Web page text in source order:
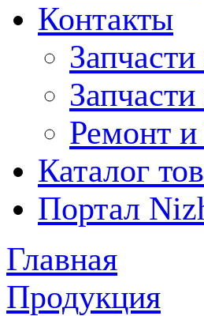
Контакты
Ремонт и
Каталог
Портал
Главная
Продукция